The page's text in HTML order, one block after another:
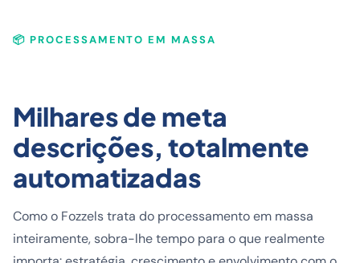
📦 PROCESSAMENTO EM MASSA
Milhares de meta
descrições, totalmente
automatizadas
Como o Fozzels trata do processamento em massa
inteiramente, sobra-lhe tempo para o que realmente